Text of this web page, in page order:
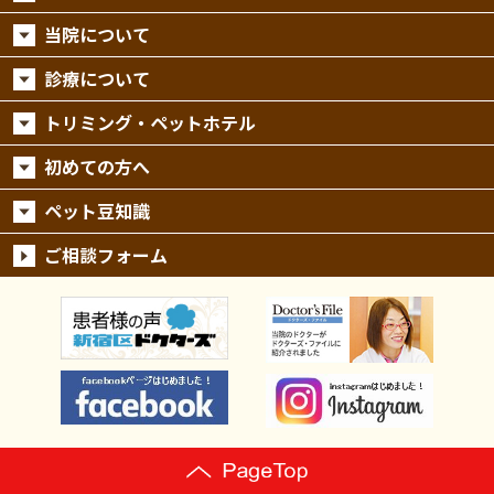
当院について
診療について
トリミング・ペットホテル
初めての方へ
ペット豆知識
ご相談フォーム